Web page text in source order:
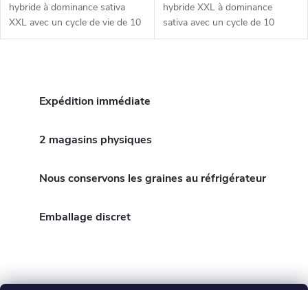
hybride à dominance sativa
XXL avec un cycle de vie de 10
semaines. Il offre une récolte
hybride XXL à dominance
sativa avec un cycle de 10
semaines. Préparez-vous à une
e
Expédition immédiate
2 magasins physiques
Nous conservons les graines au réfrigérateur
Emballage discret